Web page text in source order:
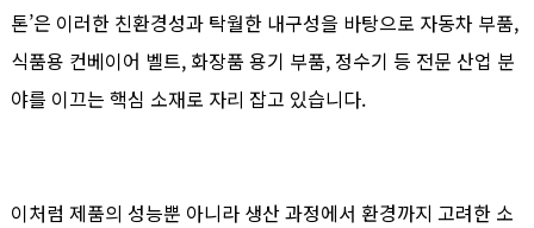
톤’은 이러한 친환경성과 탁월한 내구성을 바탕으로 자동차 부품,
식품용 컨베이어 벨트, 화장품 용기 부품, 정수기 등 전문 산업 분
야를 이끄는 핵심 소재로 자리 잡고 있습니다.
이처럼 제품의 성능뿐 아니라 생산 과정에서 환경까지 고려한 소